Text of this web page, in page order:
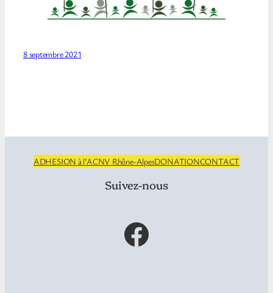
8 septembre 2021
ADHESION à l’ACNV Rhône-AlpesDONATIONCONTACT
Suivez-nous
Facebook